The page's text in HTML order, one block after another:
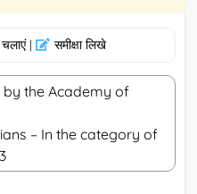
चलाएं | समीक्षा लिखे
by the Academy of
– In the category of